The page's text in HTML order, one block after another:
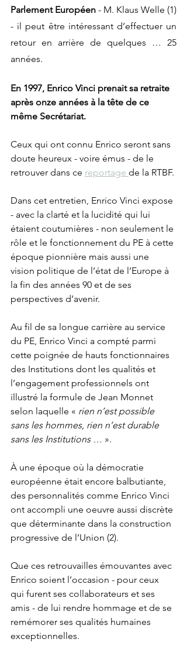
Parlement Européen - M. Klaus Welle (1)
- il peut être intéressant d’effectuer un
retour en arrière de quelques … 25
années.
En 1997, Enrico Vinci prenait sa retraite
après onze années à la tête de ce
même Secrétariat.
Ceux qui ont connu Enrico seront sans
doute heureux - voire émus - de le
retrouver dans ce reportage de la RTBF.
Dans cet entretien, Enrico Vinci expose
- avec la clarté et la lucidité qui lui
étaient coutumières - non seulement le
rôle et le fonctionnement du PE à cette
époque pionnière mais aussi une
vision politique de l’état de l’Europe à
la fin des années 90 et de ses
perspectives d’avenir.
Au fil de sa longue carrière au service
du PE, Enrico Vinci a compté parmi
cette poignée de hauts fonctionnaires
des Institutions dont les qualités et
l’engagement professionnels ont
illustré la formule de Jean Monnet
selon laquelle « rien n’est possible
sans les hommes, rien n’est durable
sans les Institutions … ».
À une époque où la démocratie
européenne était encore balbutiante,
des personnalités comme Enrico Vinci
ont accompli une oeuvre aussi discrète
que déterminante dans la construction
progressive de l’Union (2).
Que ces retrouvailles émouvantes avec
Enrico soient l’occasion - pour ceux
qui furent ses collaborateurs et ses
amis - de lui rendre hommage et de se
remémorer ses qualités humaines
exceptionnelles.